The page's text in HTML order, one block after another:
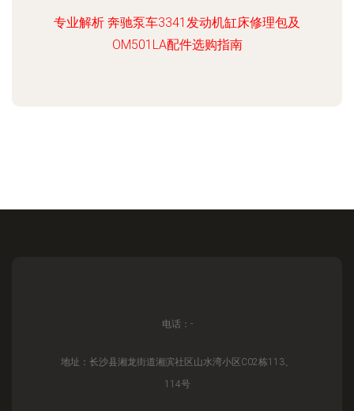
专业解析 奔驰泵车3341发动机缸床修理包及
OM501LA配件选购指南
电话：-
地址：长沙县湘龙街道湘滨社区山水湾小区C02栋113、
114号